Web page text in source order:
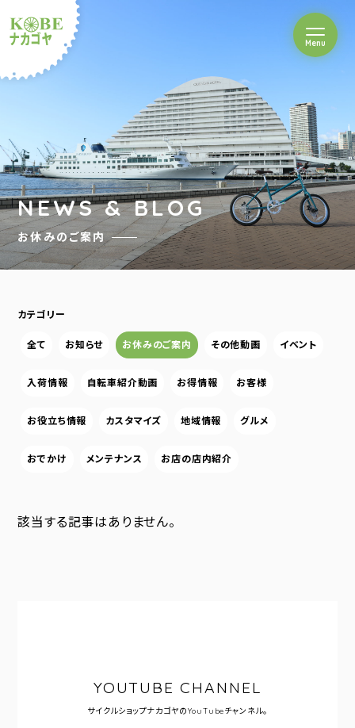
ルショップナカゴヤ
Menuを開閉
NEWS & BLOG
お休みのご案内
カテゴリー
全て お知らせ お休みのご案内 その他動画 イベント
入荷情報 自転車紹介動画 お得情報 お客様
お役立ち情報 カスタマイズ 地域情報 グルメ
おでかけ メンテナンス お店の店内紹介
該当する記事はありません。
YOUTUBE CHANNEL
サイクルショップナカゴヤのYouTubeチャンネル。